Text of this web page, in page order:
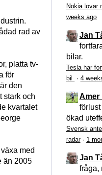
rad av
platta tv-
för
den
stark och
kvartalet
med
än 2005
Nokia lovar
weeks ago
Jan
bilar.
Tesla har
bil
· 4
Amer
ökad
Svensk
radar· 1
Jan
fråga,